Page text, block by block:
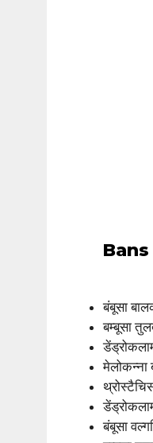
बंबूसा
बम्बूसा
मेलोकन्ना
बंबूसा